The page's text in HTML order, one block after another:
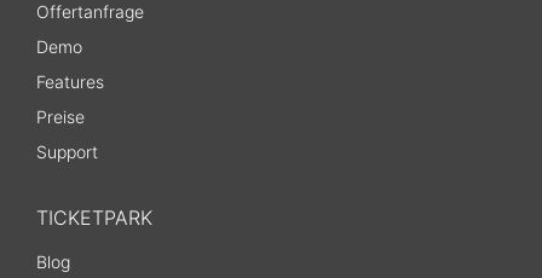
Offertanfrage
Demo
Features
Preise
Support
TICKETPARK
Blog